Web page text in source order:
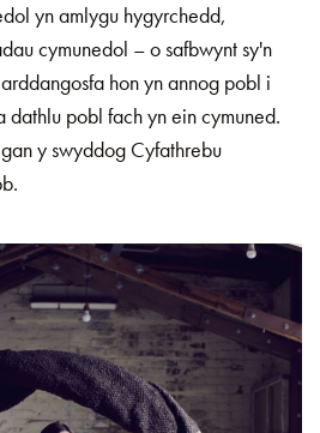
yn amlygu hygyrchedd,
cymunedol – o safbwynt sy'n
hon yn annog pobl i
pobl fach yn ein cymuned.
y swyddog Cyfathrebu